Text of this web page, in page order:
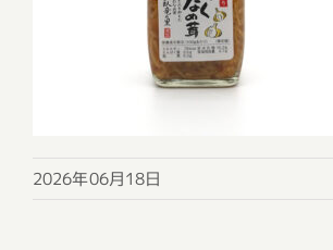
2026年06月18日